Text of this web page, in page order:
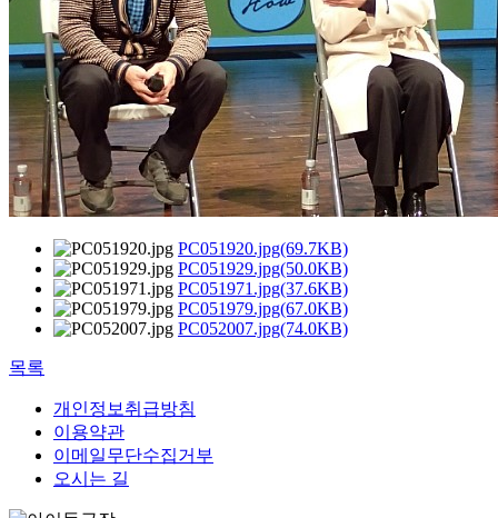
PC051920.jpg(69.7KB)
PC051929.jpg(50.0KB)
PC051971.jpg(37.6KB)
PC051979.jpg(67.0KB)
PC052007.jpg(74.0KB)
목록
개인정보취급방침
이용약관
이메일무단수집거부
오시는 길